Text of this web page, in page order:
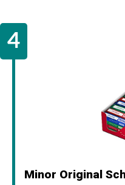
Minor Original